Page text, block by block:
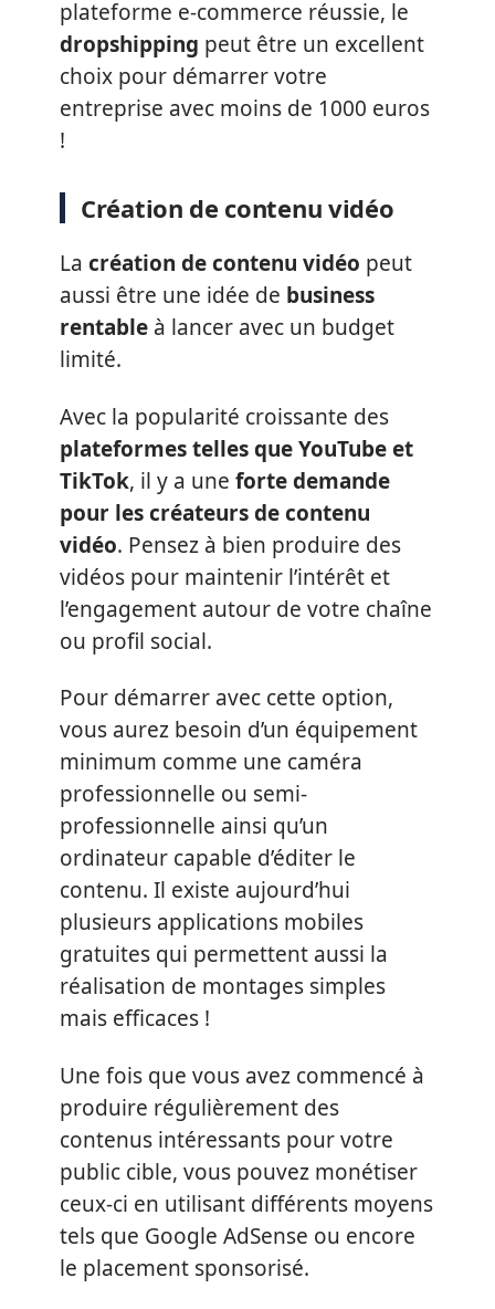
plateforme e-commerce réussie, le
dropshipping peut être un excellent
choix pour démarrer votre
entreprise avec moins de 1000 euros
!
Création de contenu vidéo
La création de contenu vidéo peut
aussi être une idée de business
rentable à lancer avec un budget
limité.
Avec la popularité croissante des
plateformes telles que YouTube et
TikTok, il y a une forte demande
pour les créateurs de contenu
vidéo. Pensez à bien produire des
vidéos pour maintenir l’intérêt et
l’engagement autour de votre chaîne
ou profil social.
Pour démarrer avec cette option,
vous aurez besoin d’un équipement
minimum comme une caméra
professionnelle ou semi-
professionnelle ainsi qu’un
ordinateur capable d’éditer le
contenu. Il existe aujourd’hui
plusieurs applications mobiles
gratuites qui permettent aussi la
réalisation de montages simples
mais efficaces !
Une fois que vous avez commencé à
produire régulièrement des
contenus intéressants pour votre
public cible, vous pouvez monétiser
ceux-ci en utilisant différents moyens
tels que Google AdSense ou encore
le placement sponsorisé.